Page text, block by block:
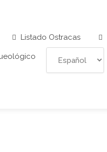
Listado Ostracas